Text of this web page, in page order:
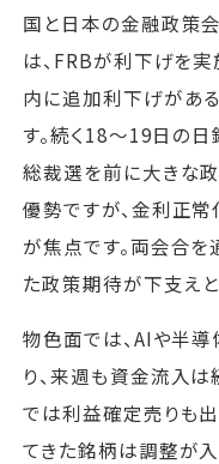
国と日本の金融政策
は、FRBが利下げを実
内に追加利下げがあ
す。続く18〜19日の
総裁選を前に大きな
優勢ですが、金利正
が焦点です。両会合
た政策期待が下支えと
物色面では、AIや半
り、来週も資金流入
では利益確定売りも
てきた銘柄は調整が入